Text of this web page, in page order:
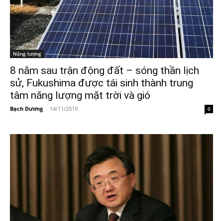
Năng lượng
8 năm sau trận động đất – sóng thần lịch
sử, Fukushima được tái sinh thành trung
tâm năng lượng mặt trời và gió
Bạch Dương - 14/11/2019 0